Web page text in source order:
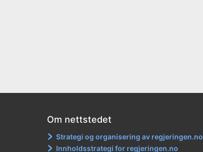
Om nettstedet
Strategi og organisering av regjeringen.no
Innholdsstrategi for regjeringen.no